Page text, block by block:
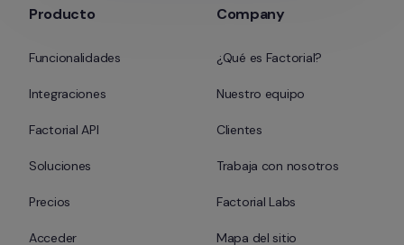
Producto
Funcionalidades
Integraciones
Factorial API
Soluciones
Precios
Acceder
Company
¿Qué es Factorial?
Nuestro equipo
Clientes
Trabaja con nosotros
Factorial Labs
Mapa del sitio